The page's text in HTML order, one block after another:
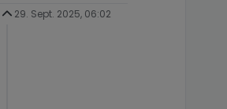
29. Sept. 2025, 06:02